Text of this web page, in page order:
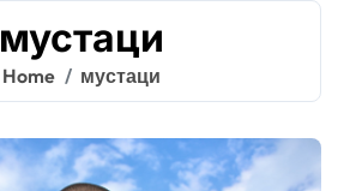
мустаци
Home мустаци